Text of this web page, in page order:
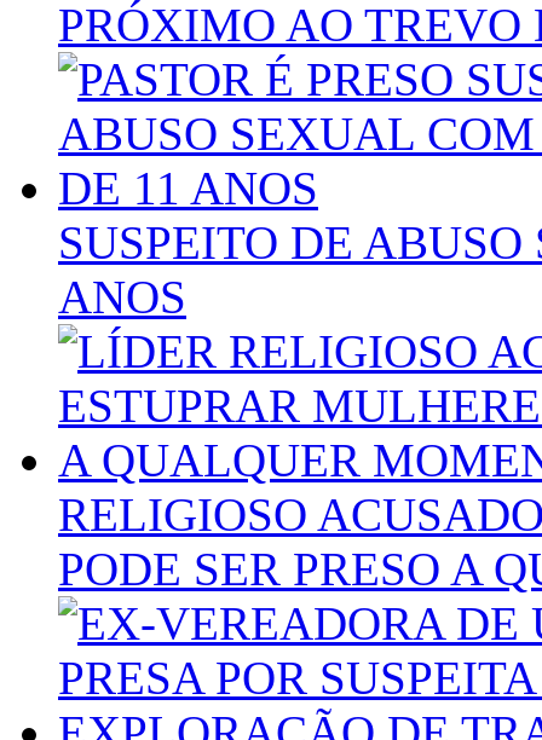
PRÓXIMO AO TREVO
SUSPEITO DE
ANOS
RELIGIOSO
PODE SER PRESO A